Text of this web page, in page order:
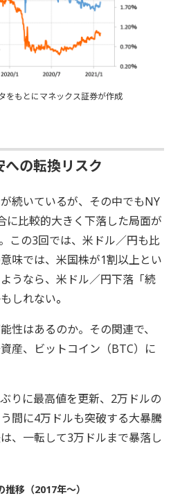
をもとにマネックス証券が作成
の転換リスク
続いているが、その中でもNY
に比較的大きく下落した局面が
この3回では、米ドル／円も比
味では、米国株が1割以上とい
うなら、米ドル／円下落「続
しれない。
性はあるのか。その関連で、
産、ビットコイン（BTC）に
りに最高値を更新、2万ドルの
間に4万ドルも突破する大暴騰
、一転して3万ドルまで暴落し
推移（2017年～）